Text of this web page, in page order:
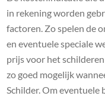
in rekening worden
factoren. Zo spelen de
en eventuele speciale
prijs voor het
zo goed mogelijk
Schilder. Om